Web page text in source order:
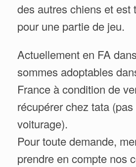
des autres chiens et est
pour une partie de jeu.
Actuellement en FA
sommes adoptables
France à condition de
récupérer chez tata
voiturage).
Pour toute demande,
prendre en compte nos